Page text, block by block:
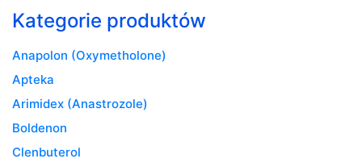
Kategorie produktów
Anapolon (Oxymetholone)
Apteka
Arimidex (Anastrozole)
Boldenon
Clenbuterol